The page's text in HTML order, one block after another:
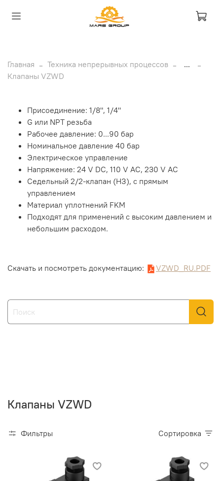
Главная Техника непрерывных процессов
...
Клапаны VZWD
Присоединение: 1/8", 1/4"
G или NPT резьба
Рабочее давление: 0...90 бар
Номинальное давление 40 бар
Электрическое управление
Напряжение: 24 V DC, 110 V AC, 230 V AC
Седельный 2/2-клапан (НЗ), с прямым
управлением
Материал уплотнений FKM
Подходят для применений с высоким давлением и
небольшим расходом.
Скачать и посмотреть документацию: VZWD_RU.PDF
Клапаны VZWD
Фильтры Сортировка